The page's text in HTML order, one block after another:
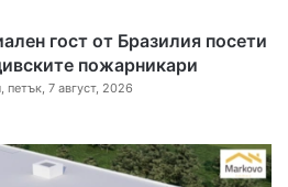
гост от Бразилия посети
пожарникари
петък, 7 август, 2026